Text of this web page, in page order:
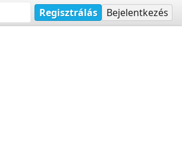
Regisztrálás Bejelentkezés